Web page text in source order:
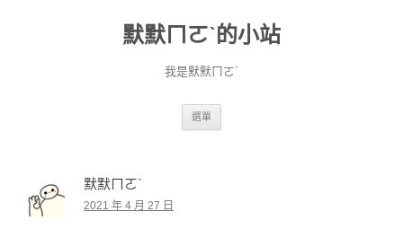
默默ㄇㄛˋ的小站
我是默默ㄇㄛˋ
選單
默默ㄇㄛˋ
2021 年 4 月 27 日